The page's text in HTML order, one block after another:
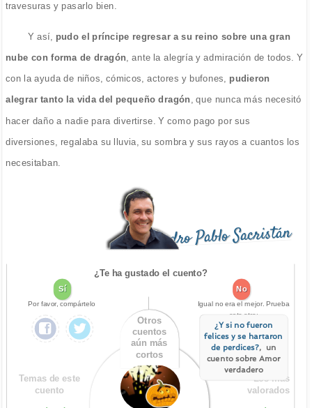
travesuras y pasarlo bien.
Y así, pudo el príncipe regresar a su reino sobre una gran
nube con forma de dragón , ante la alegría y admiración de todos. Y
con la ayuda de niños, cómicos, actores y bufones, pudieron
alegrar tanto la vida del pequeño dragón , que nunca más necesitó
hacer daño a nadie para divertirse. Y como pago por sus
diversiones, regalaba su lluvia, su sombra y sus rayos a cuantos los
necesitaban.
Pedro Pablo Sacristán
¿Te ha gustado el cuento?
Sí
Por favor, compártelo
No
Igual no era el mejor. Prueba
este otro:
¿Y si no fueron
felices y se hartaron
de perdices?, un
cuento sobre Amor
verdadero
Temas de este
cuento
Otros
cuentos
aún más
cortos
Los más
valorados